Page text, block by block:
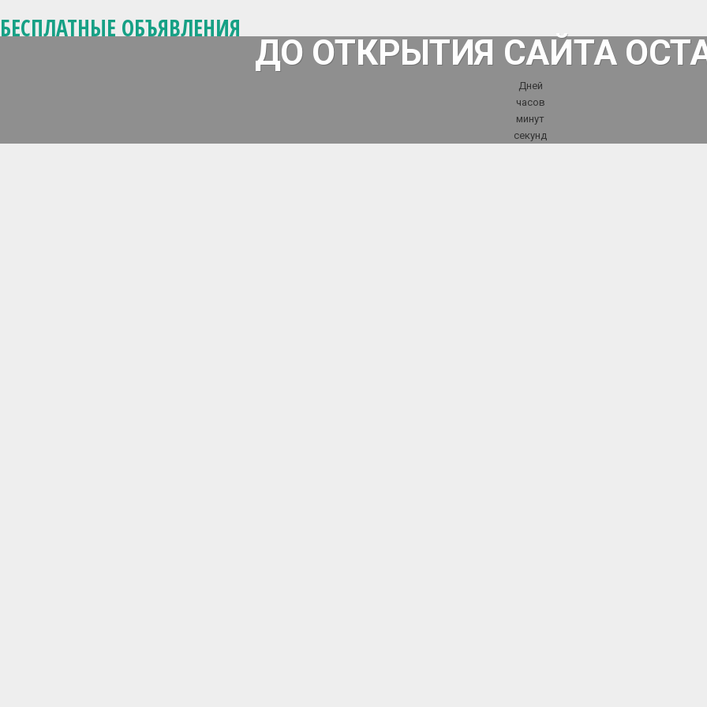
БЕСПЛАТНЫЕ ОБЪЯВЛЕНИЯ
ДО ОТКРЫТИЯ САЙТА
Дней
часов
минут
секунд